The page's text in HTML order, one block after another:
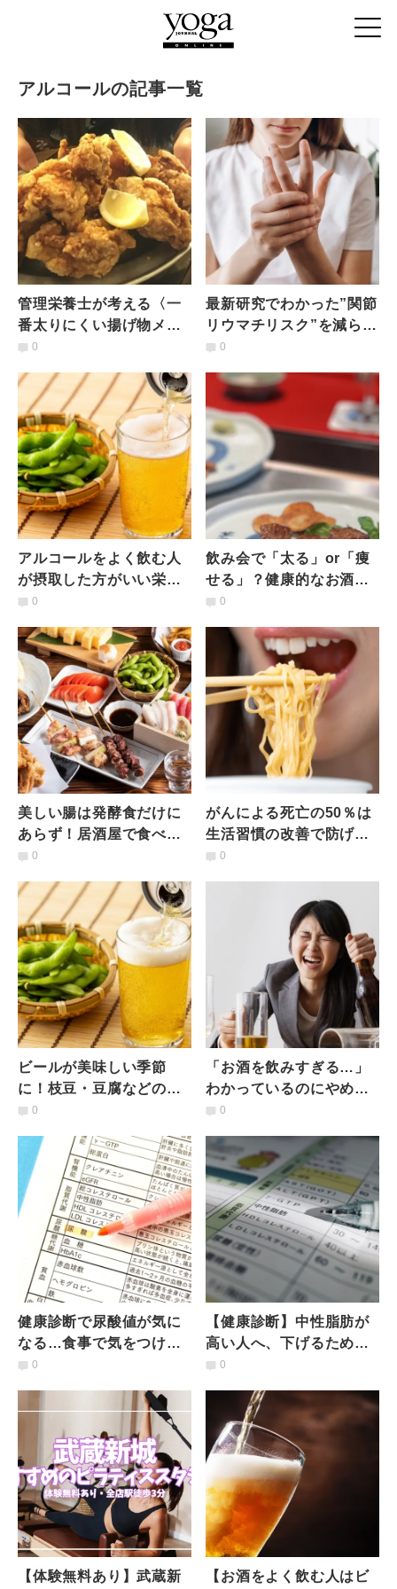
アルコールの記事一覧
管理栄養士が考える〈一
番太りにくい揚げ物メニ
ュー〉は何か？油と衣の
ろ…
0
最新研究でわかった”関節
リウマチリスク”を減らす
3つの食材と意外にも控え
0
アルコールをよく飲む人
が摂取した方がいい栄養
素とは？管理栄養士がお
0
飲み会で「太る」or「痩
せる」？健康的なお酒と
最強おつまみガイド｜す
0
美しい腸は発酵食だけに
あらず！居酒屋で食べる
なら…「腸の炎症 」を抑
とは
0
がんによる死亡の50％は
生活習慣の改善で防げる
可能性！今すぐやめるべ
0
ビールが美味しい季節
に！枝豆・豆腐などの
「大豆製品」をおつまみ
養士が考察
0
「お酒を飲みすぎる…」
わかっているのにやめら
れないのはなぜ？飲み過
師が解説
0
健康診断で尿酸値が気に
なる…食事で気をつける
ことはある？尿酸値が高
0
【健康診断】中性脂肪が
高い人へ、下げるために
意識したい食事のポイン
0
【体験無料あり】武蔵新 【お酒をよく飲む人はビ